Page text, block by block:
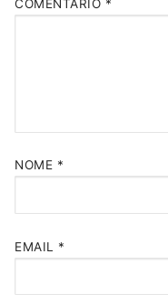
COMENTÁRIO *
NOME *
EMAIL *